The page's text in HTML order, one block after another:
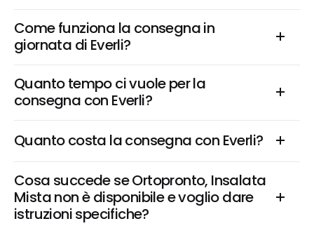
Come funziona la consegna in
giornata di Everli?
Quanto tempo ci vuole per la
consegna con Everli?
Quanto costa la consegna con Everli?
Cosa succede se Ortopronto, Insalata
Mista non è disponibile e voglio dare
istruzioni specifiche?